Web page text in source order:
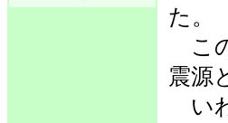
た。
こ
震源
い